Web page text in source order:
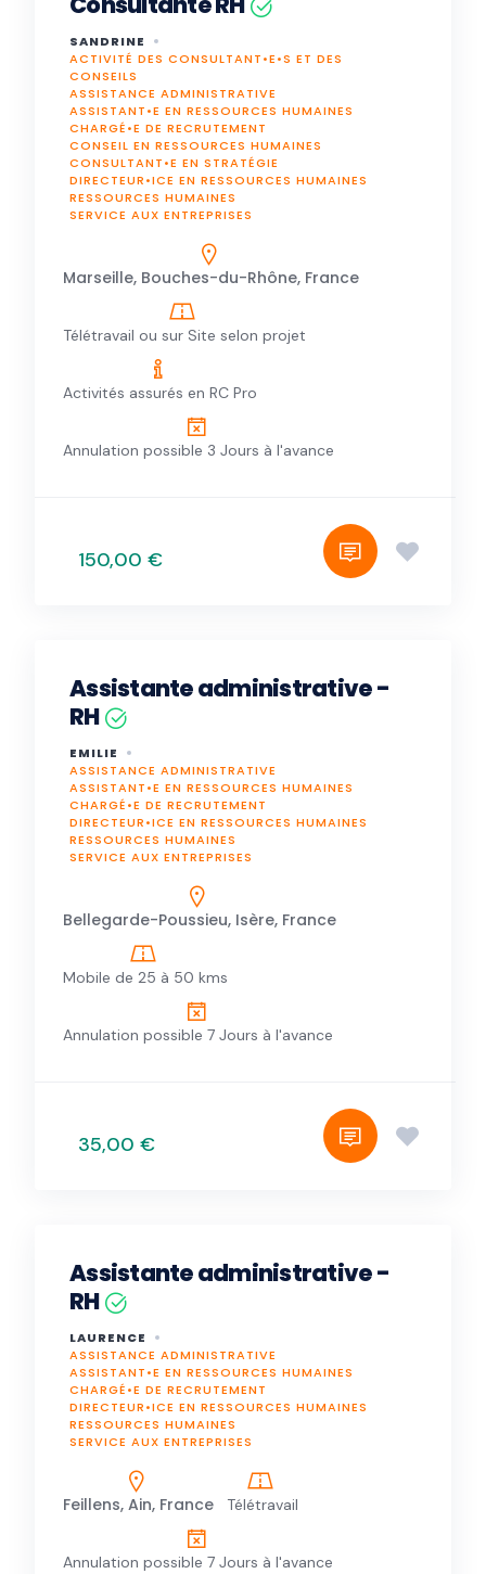
SANDRINE
ACTIVITÉ DES CONSULTANT•E•S ET DES
CONSEILS
ASSISTANCE ADMINISTRATIVE
ASSISTANT•E EN RESSOURCES HUMAINES
CHARGÉ•E DE RECRUTEMENT
CONSEIL EN RESSOURCES HUMAINES
CONSULTANT•E EN STRATÉGIE
DIRECTEUR•ICE EN RESSOURCES HUMAINES
RESSOURCES HUMAINES
SERVICE AUX ENTREPRISES
Marseille, Bouches-du-Rhône, France
Télétravail ou sur Site selon projet
Activités assurés en RC Pro
Annulation possible 3 Jours à l'avance
150,00 €
Assistante administrative -
RH
EMILIE
ASSISTANCE ADMINISTRATIVE
ASSISTANT•E EN RESSOURCES HUMAINES
CHARGÉ•E DE RECRUTEMENT
DIRECTEUR•ICE EN RESSOURCES HUMAINES
RESSOURCES HUMAINES
SERVICE AUX ENTREPRISES
Bellegarde-Poussieu, Isère, France
Mobile de 25 à 50 kms
Annulation possible 7 Jours à l'avance
35,00 €
Assistante administrative -
RH
LAURENCE
ASSISTANCE ADMINISTRATIVE
ASSISTANT•E EN RESSOURCES HUMAINES
CHARGÉ•E DE RECRUTEMENT
DIRECTEUR•ICE EN RESSOURCES HUMAINES
RESSOURCES HUMAINES
SERVICE AUX ENTREPRISES
Feillens, Ain, France Télétravail
Annulation possible 7 Jours à l'avance